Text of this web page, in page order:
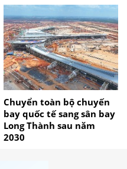
Chuyển toàn bộ chuyến
bay quốc tế sang sân bay
Long Thành sau năm
2030